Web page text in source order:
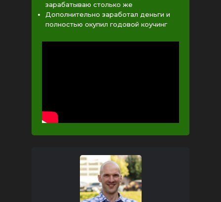
зарабатываю столько же
Дополнительно заработал деньги и
полностью окупил годовой коучинг